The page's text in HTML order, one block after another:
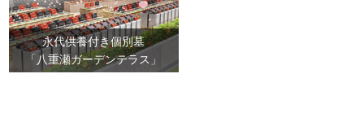
永代供養付き個別墓
「八重瀬ガーデンテラス」